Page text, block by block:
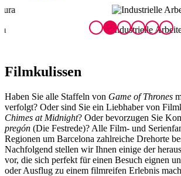
Industrielle Arbeitersiedlung von Cal Vidal in
Filmkulissen
Haben Sie alle Staffeln von Game of Thrones
verfolgt? Oder sind Sie ein Liebhaber von
Chimes at Midnight? Oder bevorzugen Sie
pregón (Die Festrede)? Alle Film- und
Regionen um Barcelona zahlreiche Drehorte
Nachfolgend stellen wir Ihnen einige der
vor, die sich perfekt für einen Besuch eignen
oder Ausflug zu einem filmreifen Erlebnis